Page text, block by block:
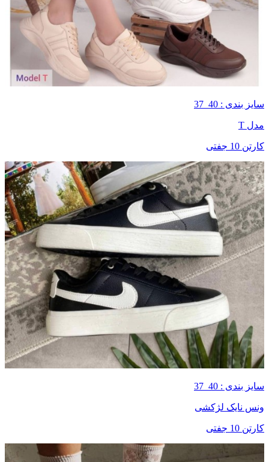
سایز بندی : 40_37
مدل T
کارتن 10 جفتی
سایز بندی : 40_37
ونس نایک لژکشی
کارتن 10 جفتی